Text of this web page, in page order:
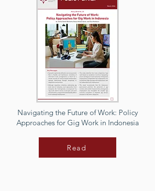
Navigating the Future of Work: Policy
Approaches for Gig Work in Indonesia
Read